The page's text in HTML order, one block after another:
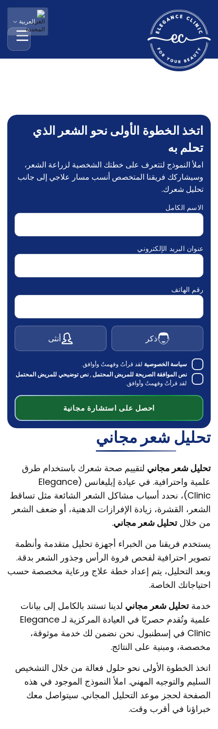
العربية
فتح
تحليل شعر مجاني
تحليل شعر مجاني لتقييم صحة شعرك باستخدام طرق
علمية واحترافية. في عيادة إيليغانس (Elegance
Clinic)، نحدد أسباب مشاكل الشعر الشائعة مثل تساقط
الشعر، القشرة، زيادة الإفرازات الدهنية، أو ضعف الشعر
من خلالتحليل شعر مجاني.
يستخدم فريقنا من الخبراء أجهزة تحليل متقدمة وأنظمة
تصوير احترافية لفحص فروة الرأس وجذور الشعر بدقة.
وبعد التحليل، يتم إعداد خطة علاج ورعاية مخصصة حسب
احتياجاتك الخاصة.
خدمةتحليل شعر مجاني لدينا تستند بالكامل إلى بيانات
علمية وتُقدم حصريًا في العيادة المركزية لـ Elegance
Clinic في إسطنبول. نحن نضمن لك خدمة موثوقة،
مخصصة، ومبنية على النتائج.
اتخذ الخطوة الأولى نحو حلول فعالة من خلال التشخيص
السليم والتوجيه المهني. املأ النموذج الموجود في هذه
الصفحة لحجز موعد التحليل المجاني. سيتواصل معك
خبراؤنا في أقرب وقت.
اتخذ الخطوة الأولى نحو الشعر الذي
تحلم به
املأ النموذج لتتعرف على خطتك الشخصية لزراعة الشعر،
وسيشاركك فريقنا المتخصص أنسب مسار علاجي إلى جانب
تحليل شعرك.
الاسم الكامل
عنوان البريد الإلكتروني
رقم الهاتف
ذكر أنثى
سياسة الخصوصية لقد قرأتُ وفهمتُ وأوافق.
نص الموافقة الصريحة للمريض المحتمل,نص توضيحي للمريض المحتمل
لقد قرأتُ وفهمتُ وأوافق.
احصل على استشارة مجانية